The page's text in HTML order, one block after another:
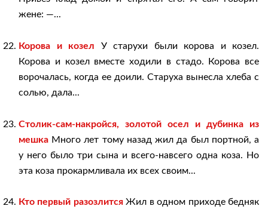
жене: —...
Корова и козел У старухи были корова и козел.
Корова и козел вместе ходили в стадо. Корова все
ворочалась, когда ее доили. Старуха вынесла хлеба с
солью, дала...
Столик-сам-накройся, золотой осел и дубинка из
мешка Много лет тому назад жил да был портной, а
у него было три сына и всего-навсего одна коза. Но
эта коза прокармливала их всех своим...
Кто первый разозлитсяЖил в одном приходе бедняк